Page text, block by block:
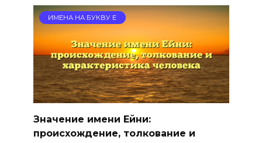
ИМЕНА НА БУКВУ Е
Значение имени Ейни:
происхождение, толкование и